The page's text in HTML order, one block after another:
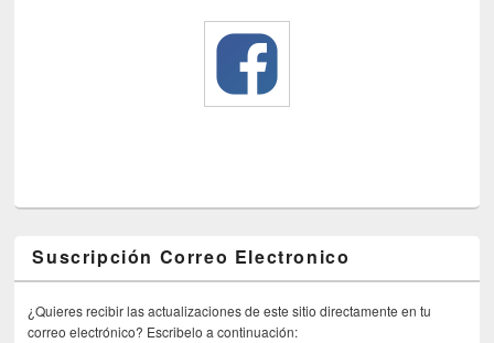
Suscripción Correo Electronico
¿Quieres recibir las actualizaciones de este sitio directamente en tu
correo electrónico? Escribelo a continuación: